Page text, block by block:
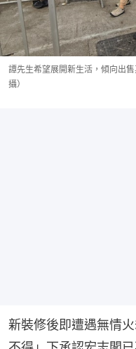
譚先生希望展開新生活，傾向出
攝）
新裝修後即遭遇無情